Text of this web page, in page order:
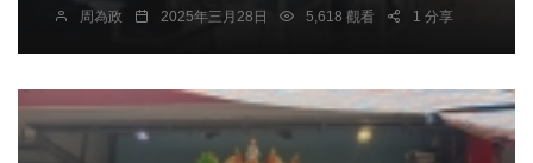
周為政 2025年三月28日 5,618 觀看 1 分享